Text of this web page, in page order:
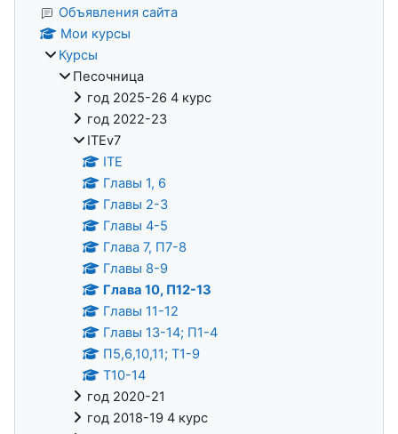
Объявления сайта
Мои курсы
Курсы
Песочница
год 2025-26 4 курс
год 2022-23
ITEv7
ITE
Главы 1, 6
Главы 2-3
Главы 4-5
Глава 7, П7-8
Главы 8-9
Глава 10, П12-13
Главы 11-12
Главы 13-14; П1-4
П5,6,10,11; Т1-9
Т10-14
год 2020-21
год 2018-19 4 курс